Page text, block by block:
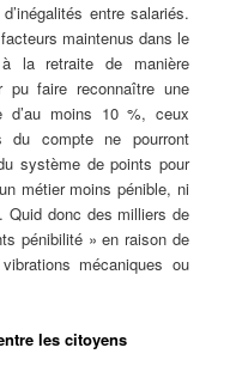
entre salariés.
maintenus dans le
la retraite de manière
pu faire reconnaître une
d’au moins 10 %, ceux
du compte ne pourront
système de points pour
métier moins pénible, ni
Quid donc des milliers de
pénibilité » en raison de
mécaniques ou
les citoyens